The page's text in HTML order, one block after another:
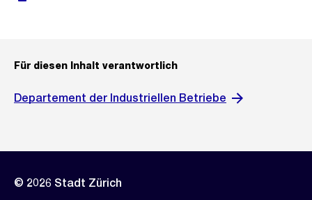
Für diesen Inhalt verantwortlich
Departement der Industriellen Betriebe
© 2026 Stadt Zürich